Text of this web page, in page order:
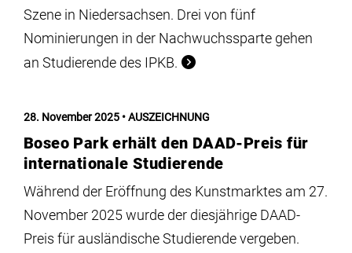
Szene in Niedersachsen. Drei von fünf
Nominierungen in der Nachwuchssparte gehen
an Studierende des IPKB.
28. November 2025 AUSZEICHNUNG
Boseo Park erhält den DAAD-Preis für
internationale Studierende
Während der Eröffnung des Kunstmarktes am 27.
November 2025 wurde der diesjährige DAAD-
Preis für ausländische Studierende vergeben.